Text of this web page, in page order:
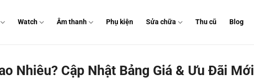
Watch Âm thanh Phụ kiện Sửa chữa Thu cũ Blog
Nhiêu? Cập Nhật Bảng Giá & Ưu Đãi Mới